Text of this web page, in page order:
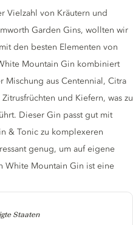
Staaten
Vielzahl von Kräutern und
Garden Gins, wollten wir
den besten Elementen von
Mountain Gin kombiniert
aus Centennial, Citra
und Kiefern, was zu
Dieser Gin passt gut mit
& Tonic zu komplexeren
genug, um auf eigene
White Mountain Gin ist eine